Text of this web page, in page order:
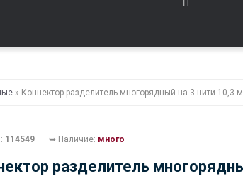
» Коннектор разделитель многорядный на 3 нити 10,3
114549 ➥ Наличие: много
разделитель